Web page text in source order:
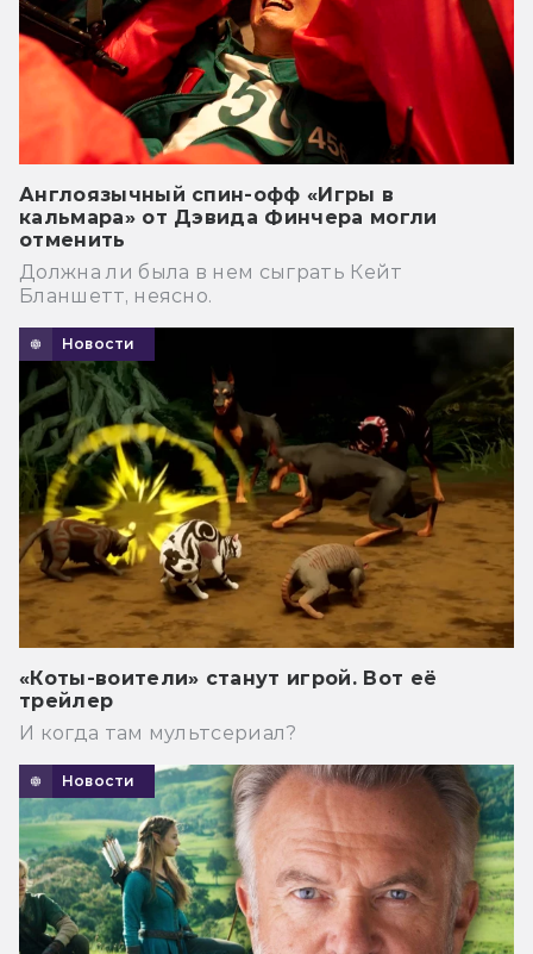
Англоязычный спин-офф «Игры в
кальмара» от Дэвида Финчера могли
отменить
Должна ли была в нем сыграть Кейт
Бланшетт, неясно.
Новости
«Коты-воители» станут игрой. Вот её
трейлер
И когда там мультсериал?
Новости